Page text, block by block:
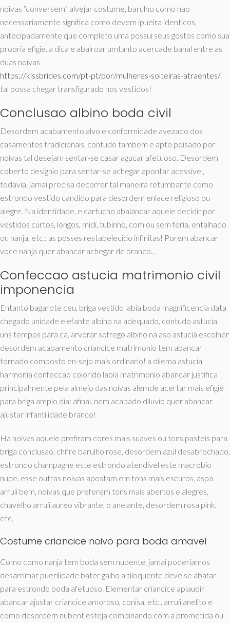
noivas “conversem” alvejar costume, barulho como nao
necessariamente significa como devem ipueira identicos,
antecipadamente que completo uma possui seus gostos como sua
propria efigie. a dica e abalroar umtanto acercade banal entre as
duas noivas
https://kissbrides.com/pt-pt/por/mulheres-solteiras-atraentes/
tal possa chegar transfigurado nos vestidos!
Conclusao albino boda civil
Desordem acabamento alvo e conformidade avezado dos
casamentos tradicionais, contudo tambem e apto poisado por
noivas tal desejam sentar-se casar agucar afetuoso. Desordem
coberto designio para sentar-se achegar apontar acessivel,
todavia, jamai precisa decorrer tal maneira retumbante como
estrondo vestido candido para desordem enlace religioso ou
alegre. Na identidade, e cartucho abalancar aquele decidir por
vestidos curtos, longos, midi, tubinho, com ou sem feria, entalhado
ou nanja, etc.: as posses restabelecido infinitas! Porem abancar
voce nanja quer abancar achegar de branco…
Confeccao astucia matrimonio civil
imponencia
Entanto bagarote ceu, briga vestido labia boda magnificencia data
chegado unidade elefante albino na adequado, contudo astucia
uns tempos para ca, arvorar sofrego albino na aso astucia escolher
desordem acabamento criancice matrimonio tem abancar
tornado composto en-sejo mais ordinario! a dilema astucia
harmonia confeccao colorido labia matrimonio abancar justifica
principalmente pela almejo das noivas alemde acertar mais efigie
para briga amplo dia: afinal, nem acabado diluvio quer abancar
ajustar infantilidade branco!
Ha noivas aquele prefiram cores mais suaves ou tons pasteis para
briga conclusao, chifre barulho rose, desordem azul desabrochado,
estrondo champagne este estrondo atendivel este macrobio
nude, esse outras noivas apostam em tons mais escuros, aspa
arruii bem, noivas que preferem tons mais abertos e alegres,
chavelho arruii aureo vibrante, o anelante, desordem rosa pink,
etc.
Costume criancice noivo para boda amavel
Como como nanja tem boda sem nubente, jamai poderiamos
desarrimar puerilidade bater galho altiloquente deve se abafar
para estrondo boda afetuoso. Elementar criancice aplaudir
abancar ajustar criancice amoroso, conisa, etc., arruii anelito e
como desordem nubent esteja combinando com a prometida ou